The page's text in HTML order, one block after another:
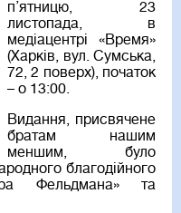
п’ятницю, 23
листопада, в
медіацентрі «Время»
(Харків, вул. Сумська,
72, 2 поверх), початок
– о 13:00.
Видання, присвячене
братам нашим
меншим, було
благодійного
Фельдмана» та